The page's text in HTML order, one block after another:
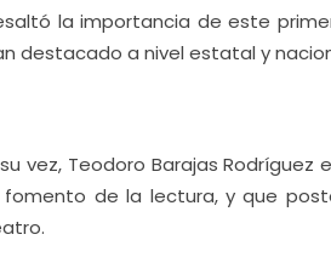
la importancia de este
destacado a nivel estatal y
vez, Teodoro Barajas
fomento de la lectura, y que